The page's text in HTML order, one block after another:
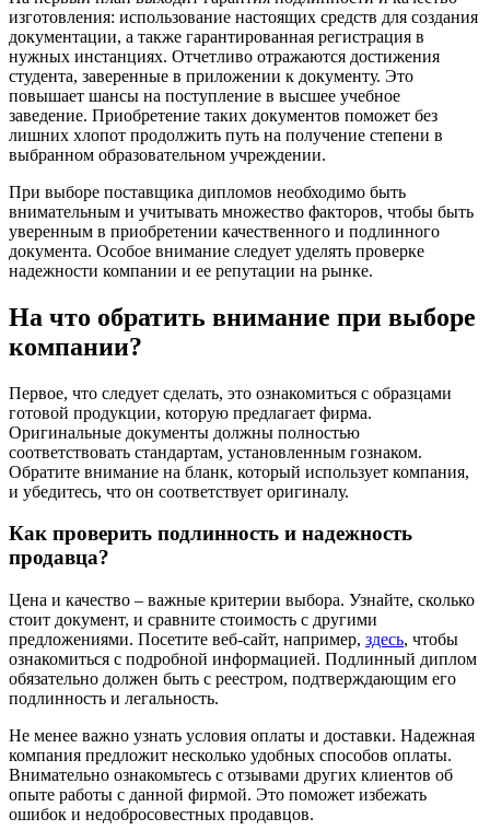
изготовления: использование настоящих средств для создания
документации, а также гарантированная регистрация в
нужных инстанциях. Отчетливо отражаются достижения
студента, заверенные в приложении к документу. Это
повышает шансы на поступление в высшее учебное
заведение. Приобретение таких документов поможет без
лишних хлопот продолжить путь на получение степени в
выбранном образовательном учреждении.
При выборе поставщика дипломов необходимо быть
внимательным и учитывать множество факторов, чтобы быть
уверенным в приобретении качественного и подлинного
документа. Особое внимание следует уделять проверке
надежности компании и ее репутации на рынке.
На что обратить внимание при выборе
компании?
Первое, что следует сделать, это ознакомиться с образцами
готовой продукции, которую предлагает фирма.
Оригинальные документы должны полностью
соответствовать стандартам, установленным гознаком.
Обратите внимание на бланк, который использует компания,
и убедитесь, что он соответствует оригиналу.
Как проверить подлинность и надежность
продавца?
Цена и качество – важные критерии выбора. Узнайте, сколько
стоит документ, и сравните стоимость с другими
предложениями. Посетите веб-сайт, например, здесь, чтобы
ознакомиться с подробной информацией. Подлинный диплом
обязательно должен быть с реестром, подтверждающим его
подлинность и легальность.
Не менее важно узнать условия оплаты и доставки. Надежная
компания предложит несколько удобных способов оплаты.
Внимательно ознакомьтесь с отзывами других клиентов об
опыте работы с данной фирмой. Это поможет избежать
ошибок и недобросовестных продавцов.